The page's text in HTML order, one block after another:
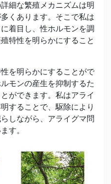
細な繁殖メカニズムは明
くあります。そこで私は
着目し、性ホルモンを調
特性を明らかにすること
を明らかにすることがで
モンの産生を抑制するた
ができます。私はアライ
することで、駆除により
しながら、アライグマ問
す。